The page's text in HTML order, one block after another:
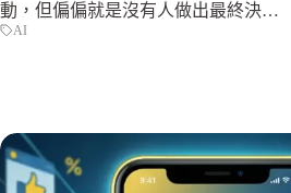
動，但偏偏就是沒有人做出最終決…
AI